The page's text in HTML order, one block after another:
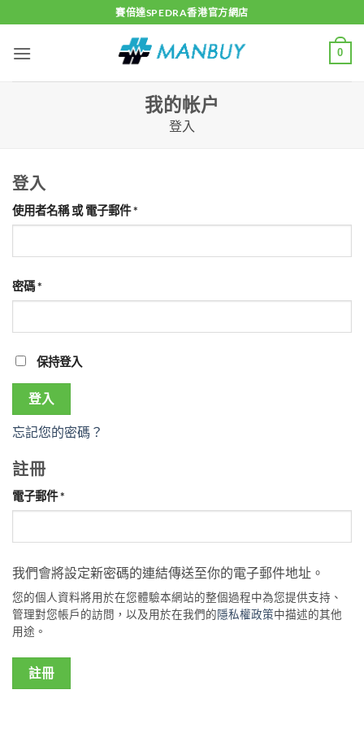
to
content
賽倍達SPEDRA香港官方網店
0
我的帐户
登入
登入
使用者名稱 或 電子郵件*
填
密碼*
填
保持登入
登入
忘記您的密碼？
註冊
電子郵件*
填
我們會將設定新密碼的連結傳送至你的電子郵件地址。
您的個人資料將用於在您體驗本網站的整個過程中為您提供支持、
管理對您帳戶的訪問，以及用於在我們的隱私權政策中描述的其他
用途。
註冊